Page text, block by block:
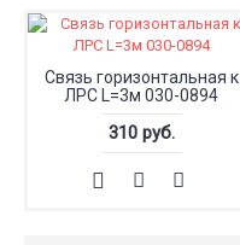
Связь горизонтальная к
ЛРС L=3м 030-0894
310 руб.